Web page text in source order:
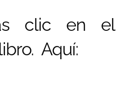
clic en el
Aquí: